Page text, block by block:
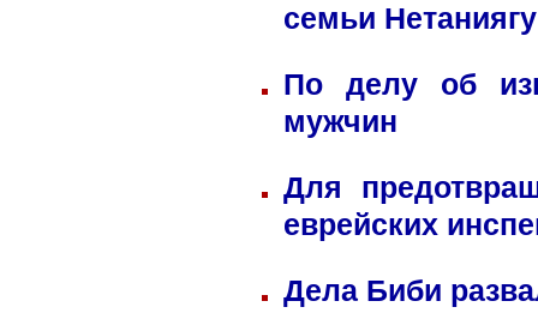
семьи Нетаниягу
По делу об
мужчин
Для
еврейских
Дела Биби